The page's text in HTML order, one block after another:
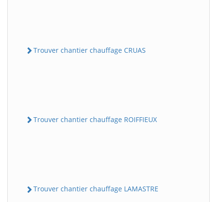
Trouver chantier chauffage CRUAS
Trouver chantier chauffage ROIFFIEUX
Trouver chantier chauffage LAMASTRE